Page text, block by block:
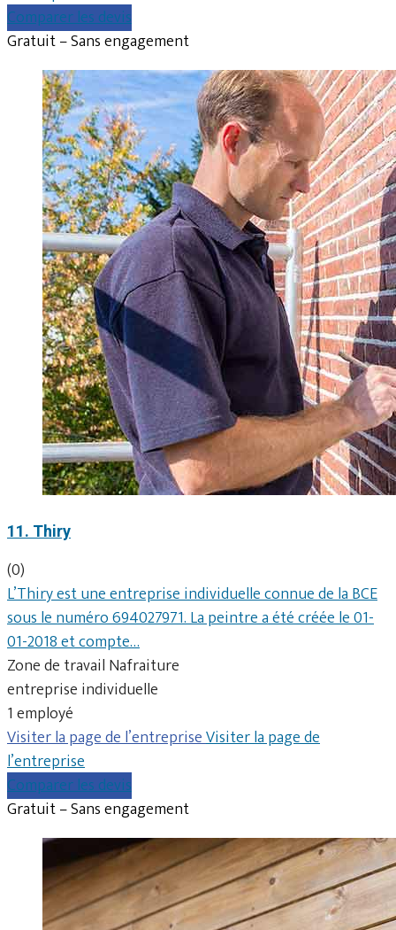
Comparer les devis
Gratuit – Sans engagement
11. Thiry
(0)
L’Thiry est une entreprise individuelle connue de la BCE
sous le numéro 694027971. La peintre a été créée le 01-
01-2018 et compte…
Zone de travail Nafraiture
entreprise individuelle
1 employé
Visiter la page de l’entrepriseVisiter la page de
l’entreprise
Comparer les devis
Gratuit – Sans engagement